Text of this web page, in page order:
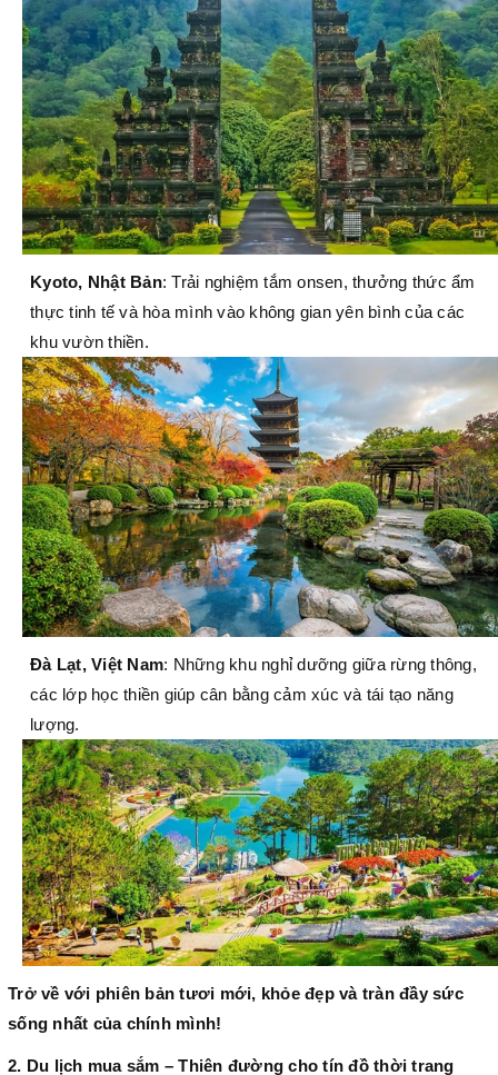
Kyoto, Nhật Bản: Trải nghiệm tắm onsen, thưởng thức ẩm
thực tinh tế và hòa mình vào không gian yên bình của các
khu vườn thiền.
Đà Lạt, Việt Nam: Những khu nghỉ dưỡng giữa rừng thông,
các lớp học thiền giúp cân bằng cảm xúc và tái tạo năng
lượng.
Trở về với phiên bản tươi mới, khỏe đẹp và tràn đầy sức
sống nhất của chính mình!
2. Du lịch mua sắm – Thiên đường cho tín đồ thời trang